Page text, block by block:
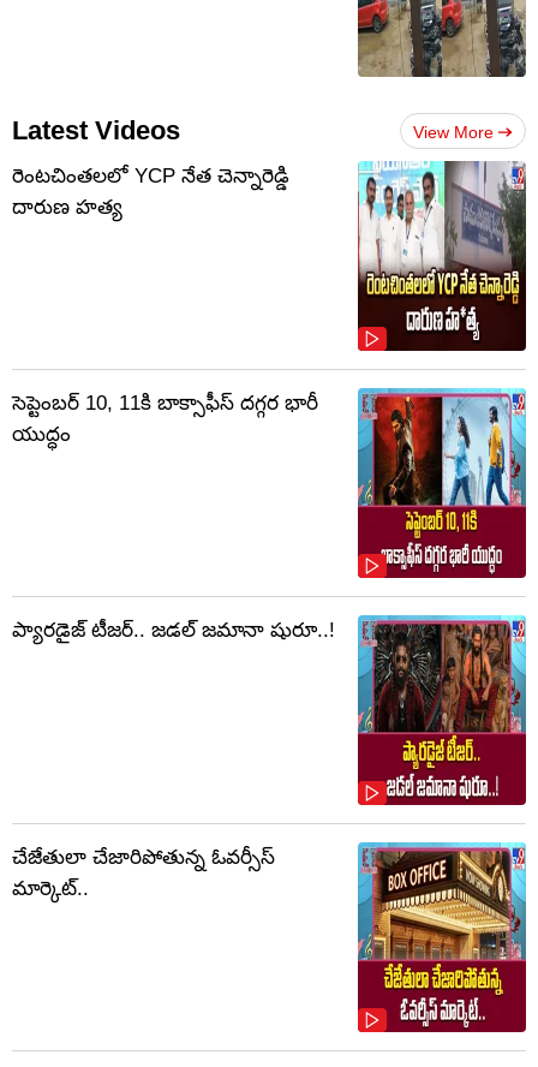
Latest Videos View More
రెంటచింతలలో YCP నేత చెన్నారెడ్డి
దారుణ హత్య
సెప్టెంబర్‌ 10, 11కి బాక్సాఫీస్ దగ్గర భారీ
యుద్ధం
ప్యారడైజ్ టీజర్.. జడల్ జమానా షురూ..!
చేజేతులా చేజారిపోతున్న ఓవర్సీస్
మార్కెట్..